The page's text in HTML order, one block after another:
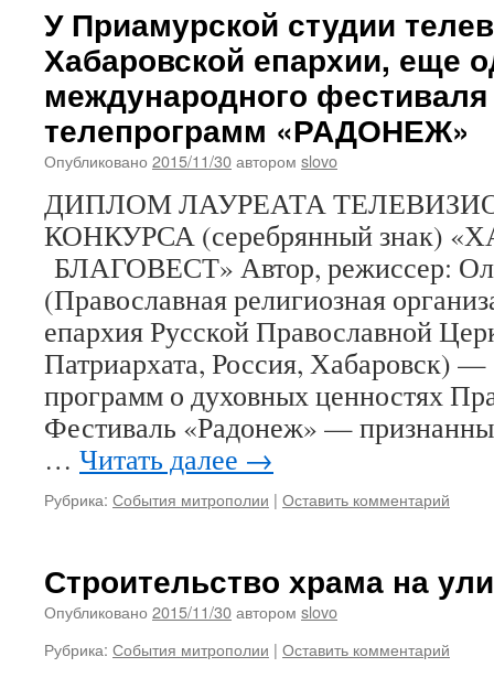
У Приамурской студии
Хабаровской епархии, еще
международного
телепрограмм «РАДОНЕЖ»
Опубликовано 2015/11/30автором slovo
ДИПЛОМ ЛАУРЕАТА
КОНКУРСА (серебрянный знак)
БЛАГОВЕСТ» Автор, режиссер:
(Православная религиозная
епархия Русской Православной
Патриархата, Россия, Хабаровск) —
программ о духовных ценностях
Фестиваль «Радонеж» —
… Читать далее →
Рубрика: События митрополии | Оставить комментарий
Строительство храма на
Опубликовано 2015/11/30автором slovo
Рубрика: События митрополии | Оставить комментарий